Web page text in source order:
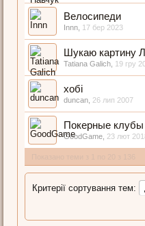
Велосипеди
Innn 17 бер 2023
Шукаю картину
Tatiana Galich 19 гру
хобі
duncan 26 лип 2007
Покерные клубы
GoodGame 23 лют
Критерії сортування тем: